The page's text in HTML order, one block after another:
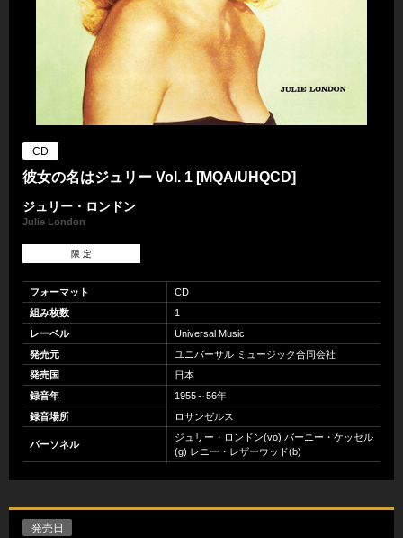
CD
彼女の名はジュリー Vol. 1 [MQA/UHQCD]
ジュリー・ロンドン
Julie London
限 定
フォーマット
CD
組み枚数
1
レーベル
Universal Music
発売元
ユニバーサル ミュージック合同会社
発売国
日本
録音年
1955～56年
録音場所
ロサンゼルス
パーソネル
ジュリー・ロンドン(vo) バーニー・ケッセル
(g) レニー・レザーウッド(b)
発売日